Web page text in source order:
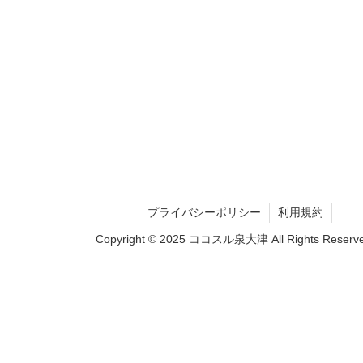
プライバシーポリシー 利用規約
Copyright © 2025 ココスル泉大津 All Rights